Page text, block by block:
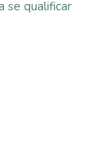
se qualificar